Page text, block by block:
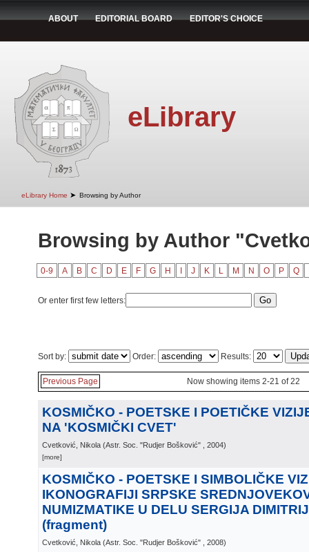
ABOUT EDITORIAL BOARD EDITOR'S CHOICE
eLibrary
eLibrary Home ➤ Browsing by Author
Browsing by Author
0-9 A B C D E F G H J K L M N O P Q
Or enter first few letters:
Sort by: Order: Results:
Previous Page Now showing items 2-21 of 22
KOSMIČKO - POETSKE I POETIČKE
NA 'KOSMIČKI CVET'
Cvetković, Nikola (Astr. Soc. "Rudjer Bošković" , 2004)
[more]
KOSMIČKO - POETSKE I SIMBOLIČKE
IKONOGRAFIJI SRPSKE
NUMIZMATIKE U DELU SERGIJA
(fragment)
Cvetković, Nikola (Astr. Soc. "Rudjer Bošković" , 2008)